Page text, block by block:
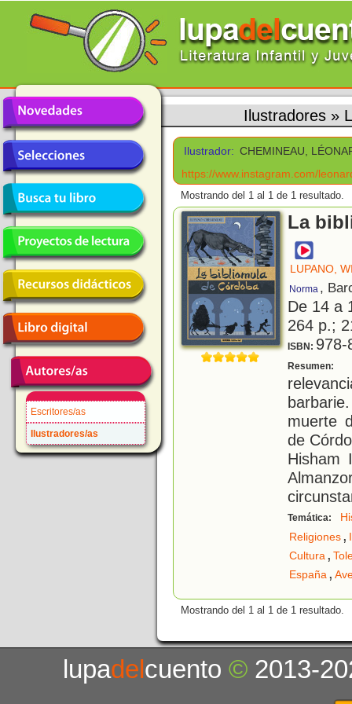
Escritores/as
Ilustradores/as
Ilustradores »
Ilustrador: CHEMINEAU,
https://www.instagram.com/
Mostrando del 1 al 1 de 1 resultado.
La
LUPANO,
Norma ,
De 14 a
264 p.;
ISBN: 978-
Resumen:
muerte
de
Hisham
Temática:
Religiones,
Cultura,
España,
Mostrando del 1 al 1 de 1 resultado.
lupadelcuento© 2013-